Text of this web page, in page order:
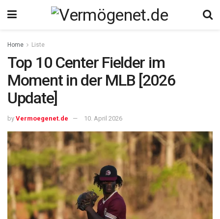
Home Liste
Top 10 Center Fielder im
Moment in der MLB [2026
Update]
by Vermoegenet.de 10. April 2026